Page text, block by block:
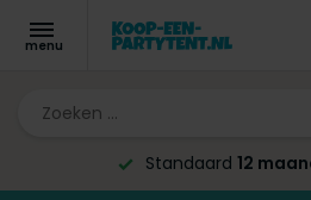
Altijd de laagste